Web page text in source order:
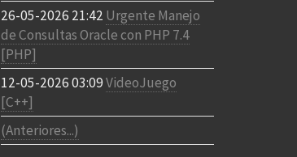
26-05-2026 21:42 Urgente Manejo
de Consultas Oracle con PHP 7.4
[PHP]
12-05-2026 03:09VideoJuego
[C++]
(Anteriores...)